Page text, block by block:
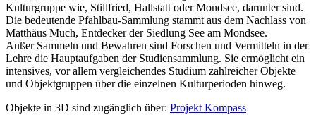
Kulturgruppe wie, Stillfried, Hallstatt oder Mondsee, darunter sind.
Die bedeutende Pfahlbau-Sammlung stammt aus dem Nachlass von
Matthäus Much, Entdecker der Siedlung See am Mondsee.
Außer Sammeln und Bewahren sind Forschen und Vermitteln in der
Lehre die Hauptaufgaben der Studiensammlung. Sie ermöglicht ein
intensives, vor allem vergleichendes Studium zahlreicher Objekte
und Objektgruppen über die einzelnen Kulturperioden hinweg.
Objekte in 3D sind zugänglich über: Projekt Kompass